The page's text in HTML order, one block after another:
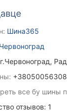
Шина365
Червоноград
г.Червоноград,
все бу шины
отзывов: 1